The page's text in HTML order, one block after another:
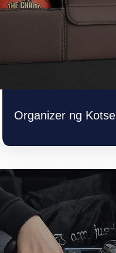
Organizer ng Kotse